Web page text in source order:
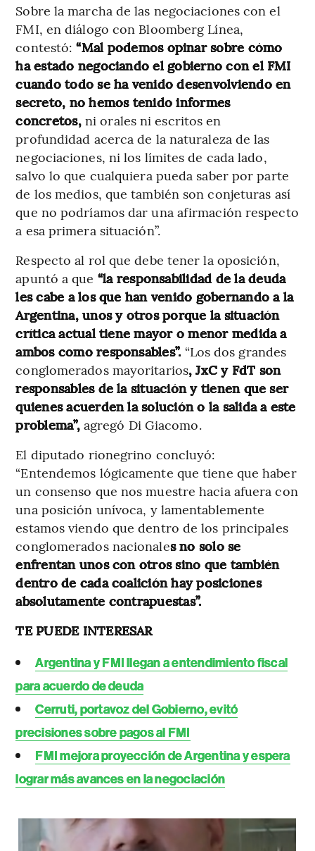
Sobre la marcha de las negociaciones con el
FMI, en diálogo con Bloomberg Línea,
contestó:“Mal podemos opinar sobre cómo
ha estado negociando el gobierno con el FMI
cuando todo se ha venido desenvolviendo en
secreto, no hemos tenido informes
concretos,ni orales ni escritos en
profundidad acerca de la naturaleza de las
negociaciones, ni los límites de cada lado,
salvo lo que cualquiera pueda saber por parte
de los medios, que también son conjeturas así
que no podríamos dar una afirmación respecto
a esa primera situación”.
Respecto al rol que debe tener la oposición,
apuntó a que “la responsabilidad de la deuda
les cabe a los que han venido gobernando a la
Argentina, unos y otros porque la situación
crítica actual tiene mayor o menor medida a
ambos como responsables”. “Los dos grandes
conglomerados mayoritarios, JxC y FdT son
responsables de la situación y tienen que ser
quienes acuerden la solución o la salida a este
problema”,agregó Di Giacomo.
El diputado rionegrino concluyó:
“Entendemos lógicamente que tiene que haber
un consenso que nos muestre hacia afuera con
una posición unívoca, y lamentablemente
estamos viendo que dentro de los principales
conglomerados nacionales no solo se
enfrentan unos con otros sino que también
dentro de cada coalición hay posiciones
absolutamente contrapuestas”.
TE PUEDE INTERESAR
Argentina y FMI llegan a entendimiento fiscal
para acuerdo de deuda
Cerruti, portavoz del Gobierno, evitó
precisiones sobre pagos al FMI
FMI mejora proyección de Argentina y espera
lograr más avances en la negociación